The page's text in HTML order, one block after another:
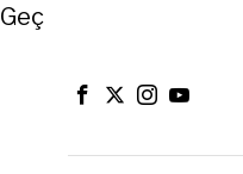
Close
Geç